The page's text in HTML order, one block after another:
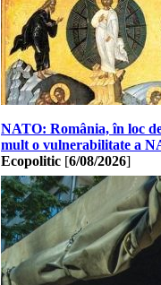
NATO: România, în loc
mult o vulnerabilitate a
Ecopolitic [6/08/2026]